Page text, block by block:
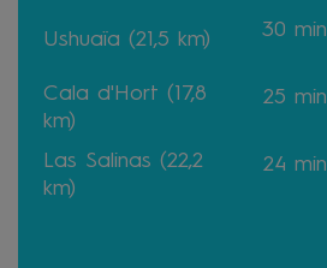
Ushuaïa (21,5 km) 30 min
Cala d'Hort (17,8
km)
25 min
Las Salinas (22,2
km)
24 min